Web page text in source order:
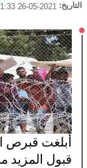
التاريخ:
أبلغت قبرص
قبول المزيد